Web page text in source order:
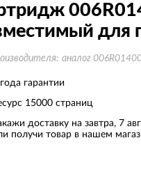
для
аналог
гарантии
15000 страниц
доставку на завтра, 7
получи товар в нашем